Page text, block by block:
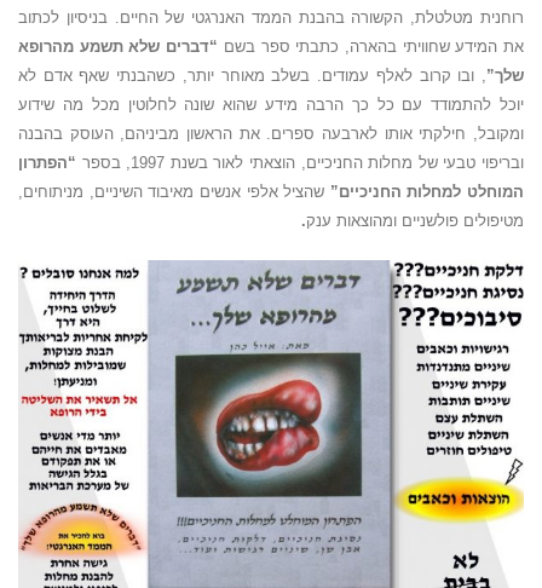
רוחנית מטלטלת, הקשורה בהבנת הממד האנרגטי של החיים. בניסיון לכתוב
את המידע שחוויתי בהארה, כתבתי ספר בשם “דברים שלא תשמע מהרופא
שלך”, ובו קרוב לאלף עמודים. בשלב מאוחר יותר, כשהבנתי שאף אדם לא
יוכל להתמודד עם כל כך הרבה מידע שהוא שונה לחלוטין מכל מה שידוע
ומקובל, חילקתי אותו לארבעה ספרים. את הראשון מביניהם, העוסק בהבנה
ובריפוי טבעי של מחלות החניכיים, הוצאתי לאור בשנת 1997, בספר
“הפתרון
המוחלט למחלות החניכיים” שהציל אלפי אנשים מאיבוד השיניים, מניתוחים,
מטיפולים פולשניים ומהוצאות ענק.